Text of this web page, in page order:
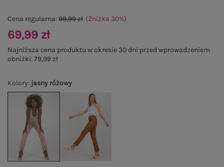
Kolory: jasny różowy
Cena regularna:99,99 zł (Zniżka 30%)
69,99 zł
Najniższa cena produktu w okresie 30 dni przed wprowadzeniem
obniżki:79,99 zł